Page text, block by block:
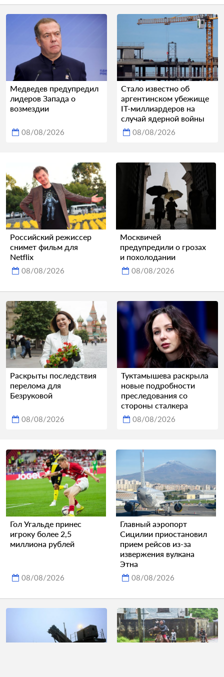
Медведев предупредил
лидеров Запада о
возмездии
08/08/2026
Стало известно об
аргентинском убежище
IT-миллиардеров на
случай ядерной войны
08/08/2026
Российский режиссер
снимет фильм для
Netflix
08/08/2026
Москвичей
предупредили о грозах
и похолодании
08/08/2026
Раскрыты последствия
перелома для
Безруковой
08/08/2026
Туктамышева раскрыла
новые подробности
преследования со
стороны сталкера
08/08/2026
Гол Угальде принес
игроку более 2,5
миллиона рублей
08/08/2026
Главный аэропорт
Сицилии приостановил
прием рейсов из-за
извержения вулкана
Этна
08/08/2026